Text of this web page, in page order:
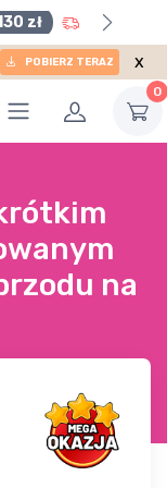
zł
POBIERZ TERAZ x
0
na